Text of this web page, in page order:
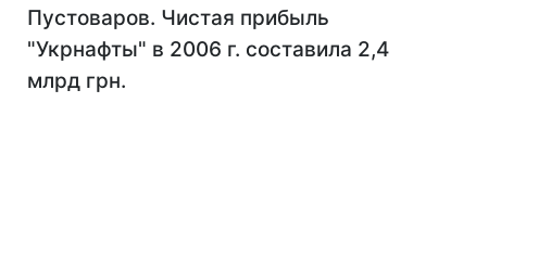
Пустоваров. Чистая прибыль
"Укрнафты" в 2006 г. составила 2,4
млрд грн.